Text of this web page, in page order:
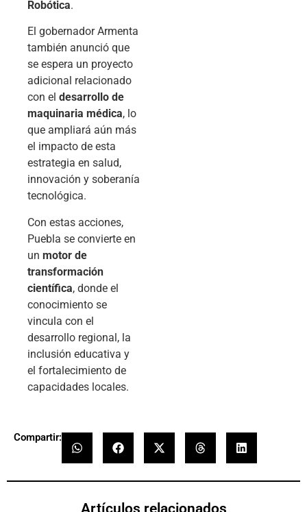
Robótica.
El gobernador Armenta
también anunció que
se espera un proyecto
adicional relacionado
con el desarrollo de
maquinaria médica, lo
que ampliará aún más
el impacto de esta
estrategia en salud,
innovación y soberanía
tecnológica.
Con estas acciones,
Puebla se convierte en
un motor de
transformación
científica, donde el
conocimiento se
vincula con el
desarrollo regional, la
inclusión educativa y
el fortalecimiento de
capacidades locales.
Compartir:
Artículos relacionados